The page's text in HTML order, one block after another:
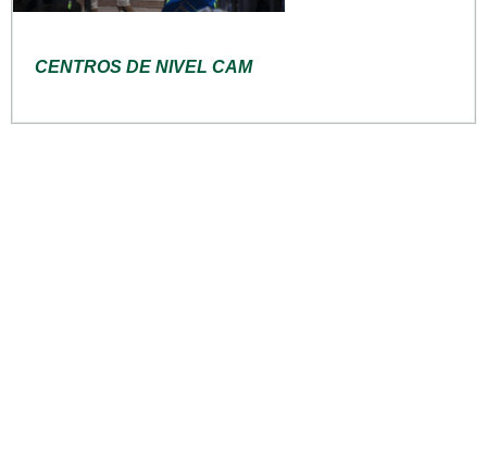
CENTROS DE NIVEL CAM